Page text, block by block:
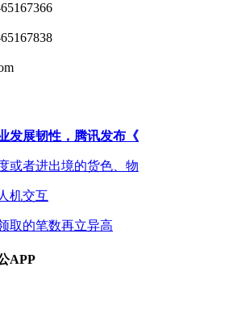
发展韧性，腾讯发布《
或者进出境的货色、物
机交互
取的笔数再立异高
APP